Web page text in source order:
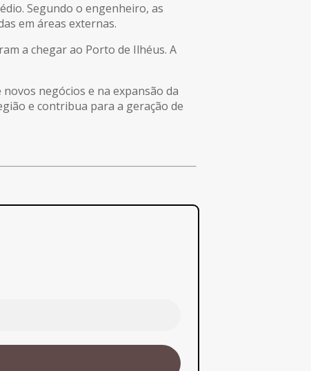
Segundo o engenheiro, as
em áreas externas.
a chegar ao Porto de Ilhéus. A
negócios e na expansão da
e contribua para a geração de